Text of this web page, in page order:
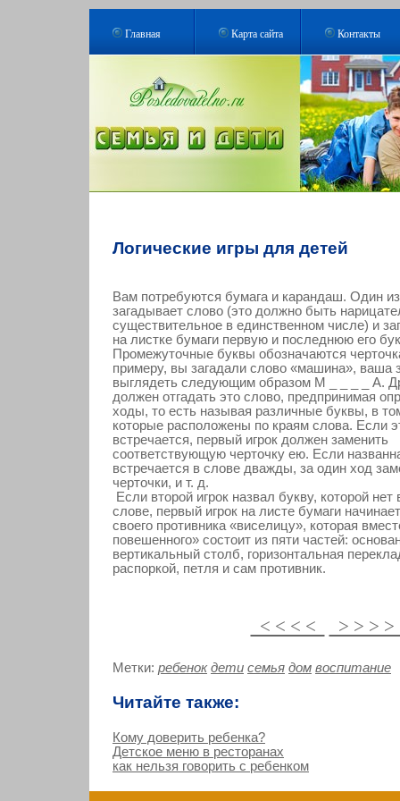
Главная Карта сайта Контакты
Логические игры для детей
Вам потребуются бумага и карандаш. Один из
загадывает слово (это должно быть
существительное в единственном числе) и
на листке бумаги первую и последнюю его
Промежуточные буквы обозначаются
примеру, вы загадали слово «машина», ваша
выглядеть следующим образом М _ _ _ _ А.
должен отгадать это слово, предпринимая
ходы, то есть называя различные буквы, в
которые расположены по краям слова. Если
встречается, первый игрок должен заменить
соответствующую черточку ею. Если
встречается в слове дважды, за один ход
черточки, и т. д.
Если второй игрок назвал букву, которой нет
слове, первый игрок на листе бумаги
своего противника «виселицу», которая
повешенного» состоит из пяти частей:
вертикальный столб, горизонтальная
распоркой, петля и сам противник.
< < < < > > >
Метки: ребенок дети семья дом воспитание
Читайте также:
Кому доверить ребенка?
Детское меню в ресторанах
как нельзя говорить с ребенком